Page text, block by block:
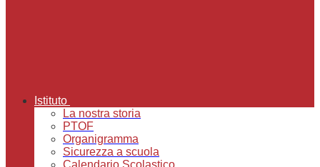
Istituto
La nostra storia
PTOF
Organigramma
Sicurezza a scuola